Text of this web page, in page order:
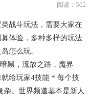
阅读：502
战斗玩法，需要大家在
体验，多种多样的玩法
怎么玩。
黑，流放之路，魔界
给玩家4技能 * 每个技
杂。世界频道基本是新人